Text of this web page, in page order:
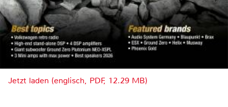
Jetzt laden (englisch, PDF, 12.29 MB)